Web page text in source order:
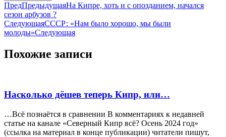
ПредПредыдущаяНа Кипре, хоть и с опозданием, начался
сезон арбузов ?
СледующаяСССР: «Нам было хорошо, мы были
молоды»Следующая
Похожие записи
Насколько дёшев теперь Кипр, или…
…Всё познаётся в сравнении В комментариях к недавней
статье на канале «Северный Кипр всё? Осень 2024 год»
(ссылка на материал в конце публикации) читатели пишут,